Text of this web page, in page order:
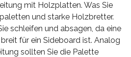
mit Holzplatten. Was Sie
und starke Holzbretter.
schleifen und absagen, da eine
für ein Sideboard ist. Analog
sollten Sie die Palette